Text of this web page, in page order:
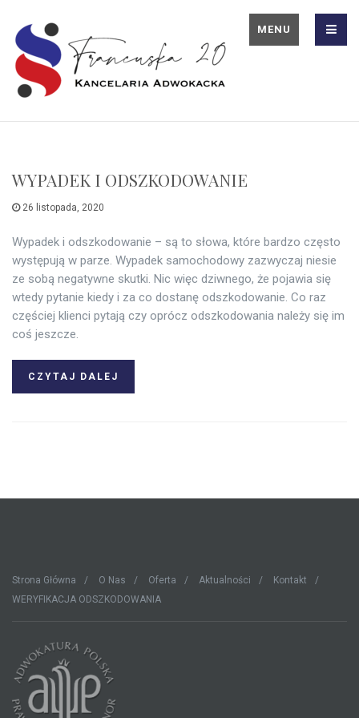
MENU
WYPADEK I ODSZKODOWANIE
26 listopada, 2020
Wypadek i odszkodowanie – są to słowa, które bardzo często
występują w parze. Wypadek samochodowy zazwyczaj niesie
ze sobą negatywne skutki. Nic więc dziwnego, że pojawia się
wtedy pytanie kiedy i za co dostanę odszkodowanie. Co raz
częściej klienci pytają czy oprócz odszkodowania należy się im
coś jeszcze.
CZYTAJ DALEJ
Strona Główna O Nas Oferta Aktualności
Kontakt
WERYFIKACJA ODSZKODOWANIA